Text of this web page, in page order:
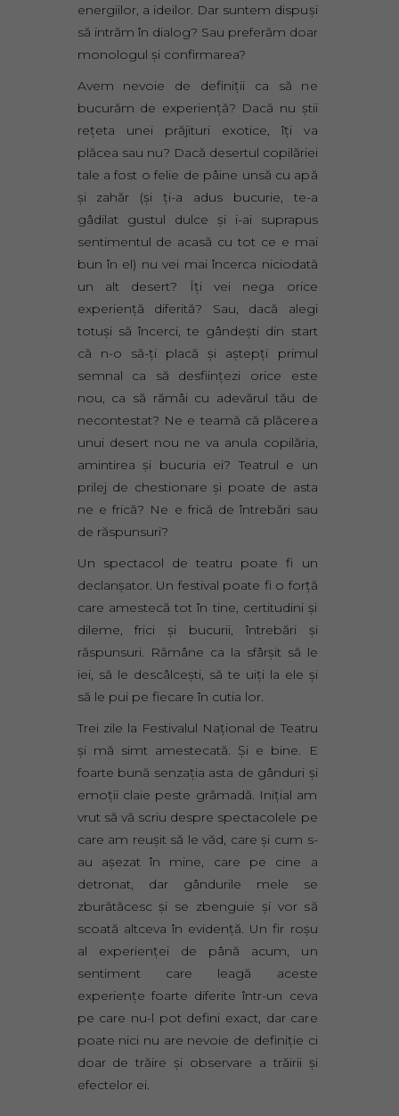
energiilor, a ideilor. Dar suntem dispuşi
să intrăm în dialog? Sau preferăm doar
monologul şi confirmarea?
Avem nevoie de definiţii ca să ne
bucurăm de experienţă? Dacă nu ştii
reţeta unei prăjituri exotice, îţi va
plăcea sau nu? Dacă desertul copilăriei
tale a fost o felie de pâine unsă cu apă
şi zahăr (şi ţi-a adus bucurie, te-a
gâdilat gustul dulce şi i-ai suprapus
sentimentul de acasă cu tot ce e mai
bun în el) nu vei mai încerca niciodată
un alt desert? Îţi vei nega orice
experienţă diferită? Sau, dacă alegi
totuşi să încerci, te gândeşti din start
că n-o să-ţi placă şi aştepţi primul
semnal ca să desfiinţezi orice este
nou, ca să rămâi cu adevărul tău de
necontestat? Ne e teamă că plăcerea
unui desert nou ne va anula copilăria,
amintirea şi bucuria ei? Teatrul e un
prilej de chestionare şi poate de asta
ne e frică? Ne e frică de întrebări sau
de răspunsuri?
Un spectacol de teatru poate fi un
declanşator. Un festival poate fi o forţă
care amestecă tot în tine, certitudini şi
dileme, frici şi bucurii, întrebări şi
răspunsuri. Rămâne ca la sfârşit să le
iei, să le descâlceşti, să te uiţi la ele şi
să le pui pe fiecare în cutia lor.
Trei zile la Festivalul Naţional de Teatru
şi mă simt amestecată. Şi e bine. E
foarte bună senzaţia asta de gânduri şi
emoţii claie peste grămadă. Iniţial am
vrut să vă scriu despre spectacolele pe
care am reuşit să le văd, care şi cum s-
au aşezat în mine, care pe cine a
detronat, dar gândurile mele se
zburătăcesc şi se zbenguie şi vor să
scoată altceva în evidenţă. Un fir roşu
al experienţei de până acum, un
sentiment care leagă aceste
experienţe foarte diferite într-un ceva
pe care nu-l pot defini exact, dar care
poate nici nu are nevoie de definiţie ci
doar de trăire şi observare a trăirii şi
efectelor ei.